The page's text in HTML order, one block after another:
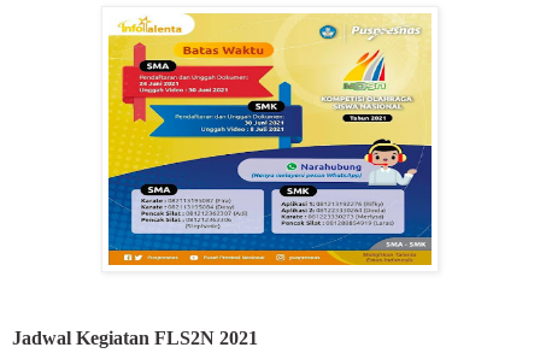
Jadwal Kegiatan FLS2N 2021